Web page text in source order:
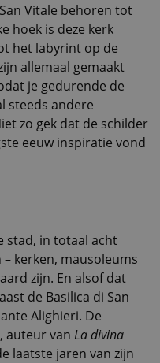
Vitale behoren tot
hoek is deze kerk
het labyrint op de
allemaal gemaakt
je gedurende de
steeds andere
zo gek dat de schilder
eeuw inspiratie vond
stad, in totaal acht
kerken, mausoleums
zijn. En alsof dat
de Basilica di San
Alighieri. De
auteur van La divina
laatste jaren van zijn